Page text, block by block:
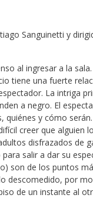
Sanguinetti y
al ingresar a la
tiene una fuerte
La intriga
a negro. El
y cómo
creer que alguien
disfrazados de
salir a dar su
son de los puntos
descomedido, por
de un instante al